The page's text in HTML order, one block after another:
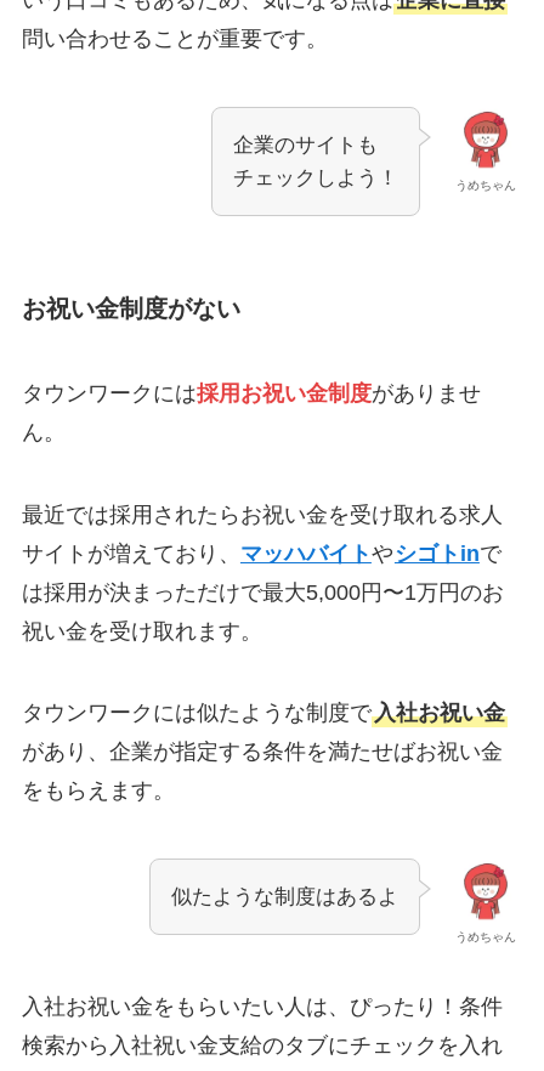
問い合わせることが重要です。
うめちゃん
企業のサイトも
チェックしよう！
お祝い金制度がない
タウンワークには採用お祝い金制度がありませ
ん。
最近では採用されたらお祝い金を受け取れる求人
サイトが増えており、 マッハバイトや シゴトinで
は採用が決まっただけで最大5,000円〜1万円のお
祝い金を受け取れます。
タウンワークには似たような制度で入社お祝い金
があり、企業が指定する条件を満たせばお祝い金
をもらえます。
うめちゃん
似たような制度はあるよ
入社お祝い金をもらいたい人は、ぴったり！条件
検索から入社祝い金支給のタブにチェックを入れ